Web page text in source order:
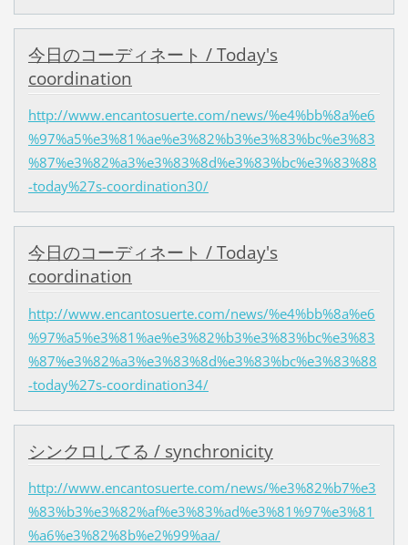
今日のコーディネート / Today's
coordination
http://www.encantosuerte.com/news/%e4%bb%8a%e6
%97%a5%e3%81%ae%e3%82%b3%e3%83%bc%e3%83
%87%e3%82%a3%e3%83%8d%e3%83%bc%e3%83%88
-today%27s-coordination30/
今日のコーディネート / Today's
coordination
http://www.encantosuerte.com/news/%e4%bb%8a%e6
%97%a5%e3%81%ae%e3%82%b3%e3%83%bc%e3%83
%87%e3%82%a3%e3%83%8d%e3%83%bc%e3%83%88
-today%27s-coordination34/
シンクロしてる / synchronicity
http://www.encantosuerte.com/news/%e3%82%b7%e3
%83%b3%e3%82%af%e3%83%ad%e3%81%97%e3%81
%a6%e3%82%8b%e2%99%aa/